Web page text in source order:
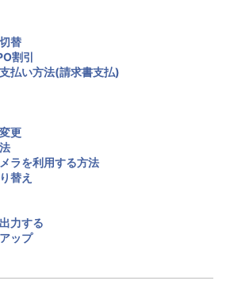
替
割引
払い方法(請求書支払)
更
ラを利用する方法
替え
力する
ップ